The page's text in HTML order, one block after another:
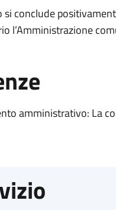
conclude
l’Amministrazione
amministrativo: La